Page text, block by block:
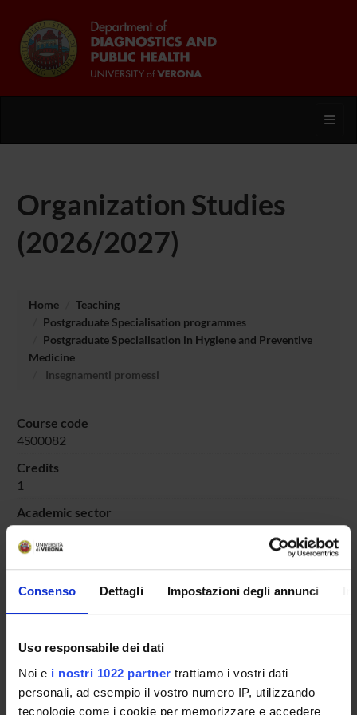
Consenso Dettagli Impostazioni degli annunci
Uso responsabile dei dati
Noi e i nostri 1022 partner trattiamo i vostri dati
personali, ad esempio il vostro numero IP, utilizzando
tecnologie come i cookie per memorizzare e accedere
Organization Studies
(2026/2027)
Home
Teaching
Postgraduate Specialisation programmes
Postgraduate Specialisation in Hygiene and Preventive
Medicine
Insegnamenti promessi
Course code
4S00082
Credits
1
Academic sector
SECS-P/10 - ORGANIZZAZIONE AZIENDALE
Overview
Degree Programme
Courses
Notices